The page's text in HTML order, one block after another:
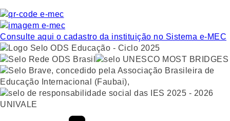
Consulte aqui o cadastro da instituição no Sistema e-MEC
UNIVALE